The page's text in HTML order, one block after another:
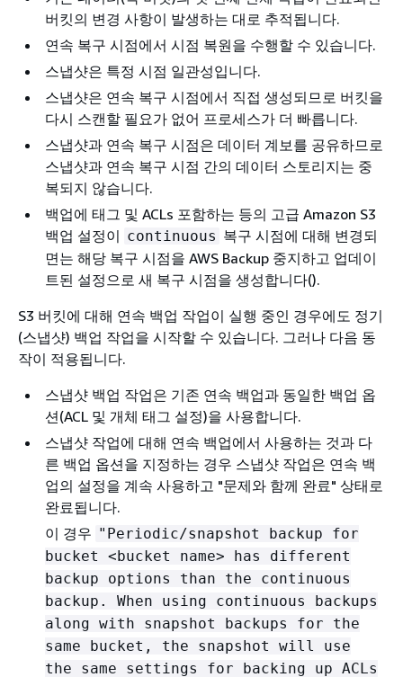
버킷의 변경 사항이 발생하는 대로 추적됩니다.
연속 복구 시점에서 시점 복원을 수행할 수 있습니다.
스냅샷은 특정 시점 일관성입니다.
스냅샷은 연속 복구 시점에서 직접 생성되므로 버킷을
다시 스캔할 필요가 없어 프로세스가 더 빠릅니다.
스냅샷과 연속 복구 시점은 데이터 계보를 공유하므로
스냅샷과 연속 복구 시점 간의 데이터 스토리지는 중
복되지 않습니다.
백업에 태그 및 ACLs 포함하는 등의 고급 Amazon S3
백업 설정이 continuous 복구 시점에 대해 변경되
면는 해당 복구 시점을 AWS Backup 중지하고 업데이
트된 설정으로 새 복구 시점을 생성합니다().
S3 버킷에 대해 연속 백업 작업이 실행 중인 경우에도 정기
(스냅샷) 백업 작업을 시작할 수 있습니다. 그러나 다음 동
작이 적용됩니다.
스냅샷 백업 작업은 기존 연속 백업과 동일한 백업 옵
션(ACL 및 개체 태그 설정)을 사용합니다.
스냅샷 작업에 대해 연속 백업에서 사용하는 것과 다
른 백업 옵션을 지정하는 경우 스냅샷 작업은 연속 백
업의 설정을 계속 사용하고 "문제와 함께 완료" 상태로
완료됩니다.
이 경우 "Periodic/snapshot backup for
bucket <bucket name> has different
backup options than the continuous
backup. When using continuous backups
along with snapshot backups for the
same bucket, the snapshot will use
the same settings for backing up ACLs